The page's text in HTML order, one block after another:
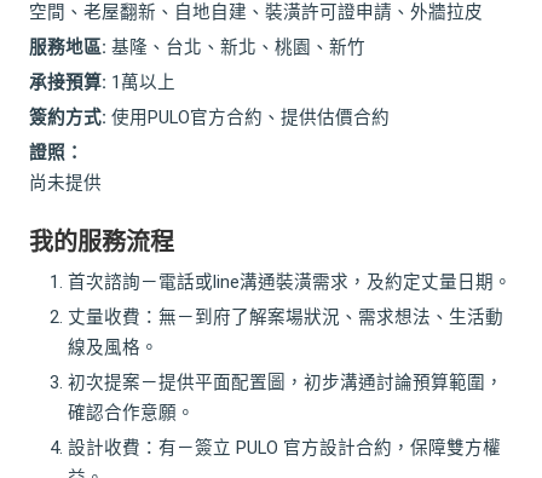
空間、老屋翻新、自地自建、裝潢許可證申請、外牆拉皮
服務地區: 基隆、台北、新北、桃園、新竹
承接預算: 1萬以上
簽約方式: 使用PULO官方合約、提供估價合約
證照：
尚未提供
我的服務流程
首次諮詢－電話或line溝通裝潢需求，及約定丈量日期。
丈量收費：無－到府了解案場狀況、需求想法、生活動
線及風格。
初次提案－提供平面配置圖，初步溝通討論預算範圍，
確認合作意願。
設計收費：有－簽立 PULO 官方設計合約，保障雙方權